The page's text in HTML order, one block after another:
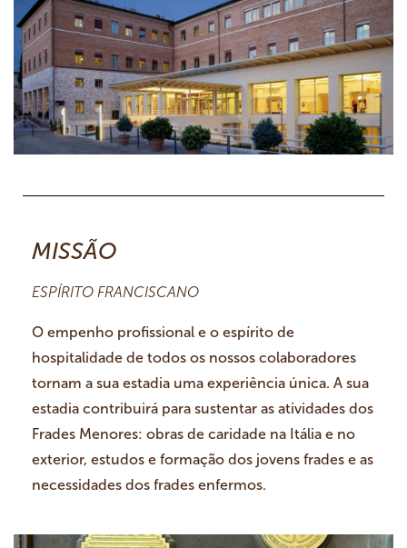
MISSÃO
ESPÍRITO FRANCISCANO
O empenho profissional e o espírito de
hospitalidade de todos os nossos colaboradores
tornam a sua estadia uma experiência única. A sua
estadia contribuirá para sustentar as atividades dos
Frades Menores: obras de caridade na Itália e no
exterior, estudos e formação dos jovens frades e as
necessidades dos frades enfermos.